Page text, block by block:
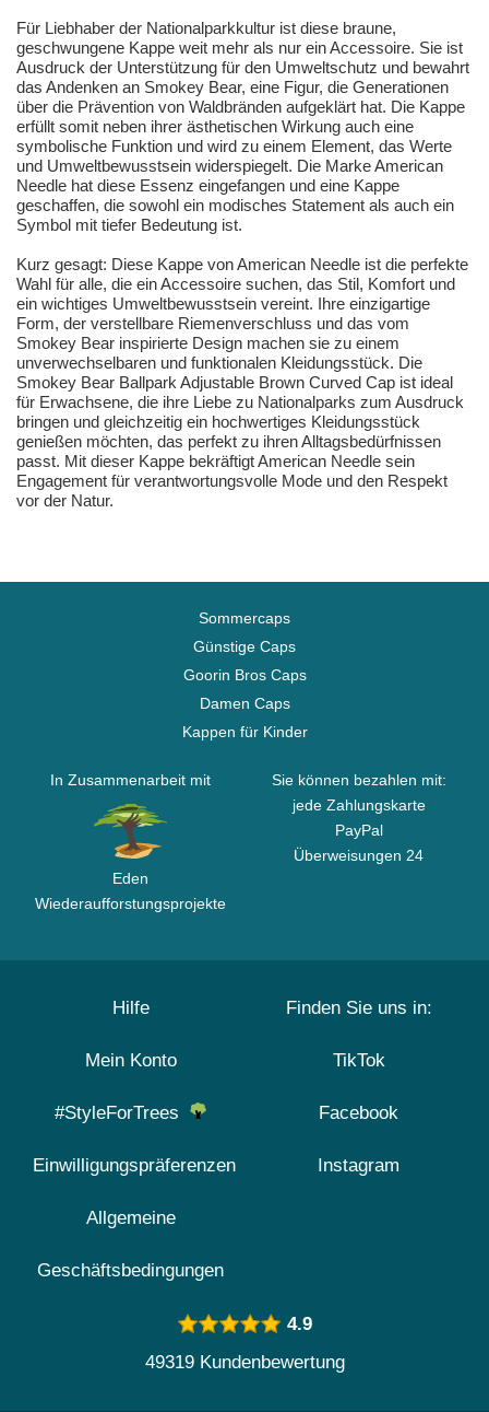
Für Liebhaber der Nationalparkkultur ist diese braune,
geschwungene Kappe weit mehr als nur ein Accessoire. Sie ist
Ausdruck der Unterstützung für den Umweltschutz und bewahrt
das Andenken an Smokey Bear, eine Figur, die Generationen
über die Prävention von Waldbränden aufgeklärt hat. Die Kappe
erfüllt somit neben ihrer ästhetischen Wirkung auch eine
symbolische Funktion und wird zu einem Element, das Werte
und Umweltbewusstsein widerspiegelt. Die Marke American
Needle hat diese Essenz eingefangen und eine Kappe
geschaffen, die sowohl ein modisches Statement als auch ein
Symbol mit tiefer Bedeutung ist.
Kurz gesagt: Diese Kappe von American Needle ist die perfekte
Wahl für alle, die ein Accessoire suchen, das Stil, Komfort und
ein wichtiges Umweltbewusstsein vereint. Ihre einzigartige
Form, der verstellbare Riemenverschluss und das vom
Smokey Bear inspirierte Design machen sie zu einem
unverwechselbaren und funktionalen Kleidungsstück. Die
Smokey Bear Ballpark Adjustable Brown Curved Cap ist ideal
für Erwachsene, die ihre Liebe zu Nationalparks zum Ausdruck
bringen und gleichzeitig ein hochwertiges Kleidungsstück
genießen möchten, das perfekt zu ihren Alltagsbedürfnissen
passt. Mit dieser Kappe bekräftigt American Needle sein
Engagement für verantwortungsvolle Mode und den Respekt
vor der Natur.
Sommercaps
Günstige Caps
Goorin Bros Caps
Damen Caps
Kappen für Kinder
In Zusammenarbeit mit
Eden
Wiederaufforstungsprojekte
Sie können bezahlen mit:
jede Zahlungskarte
PayPal
Überweisungen 24
Hilfe
Mein Konto
#StyleForTrees
Einwilligungspräferenzen
Allgemeine
Geschäftsbedingungen
Finden Sie uns in:
TikTok
Facebook
Instagram
4.9
49319 Kundenbewertung